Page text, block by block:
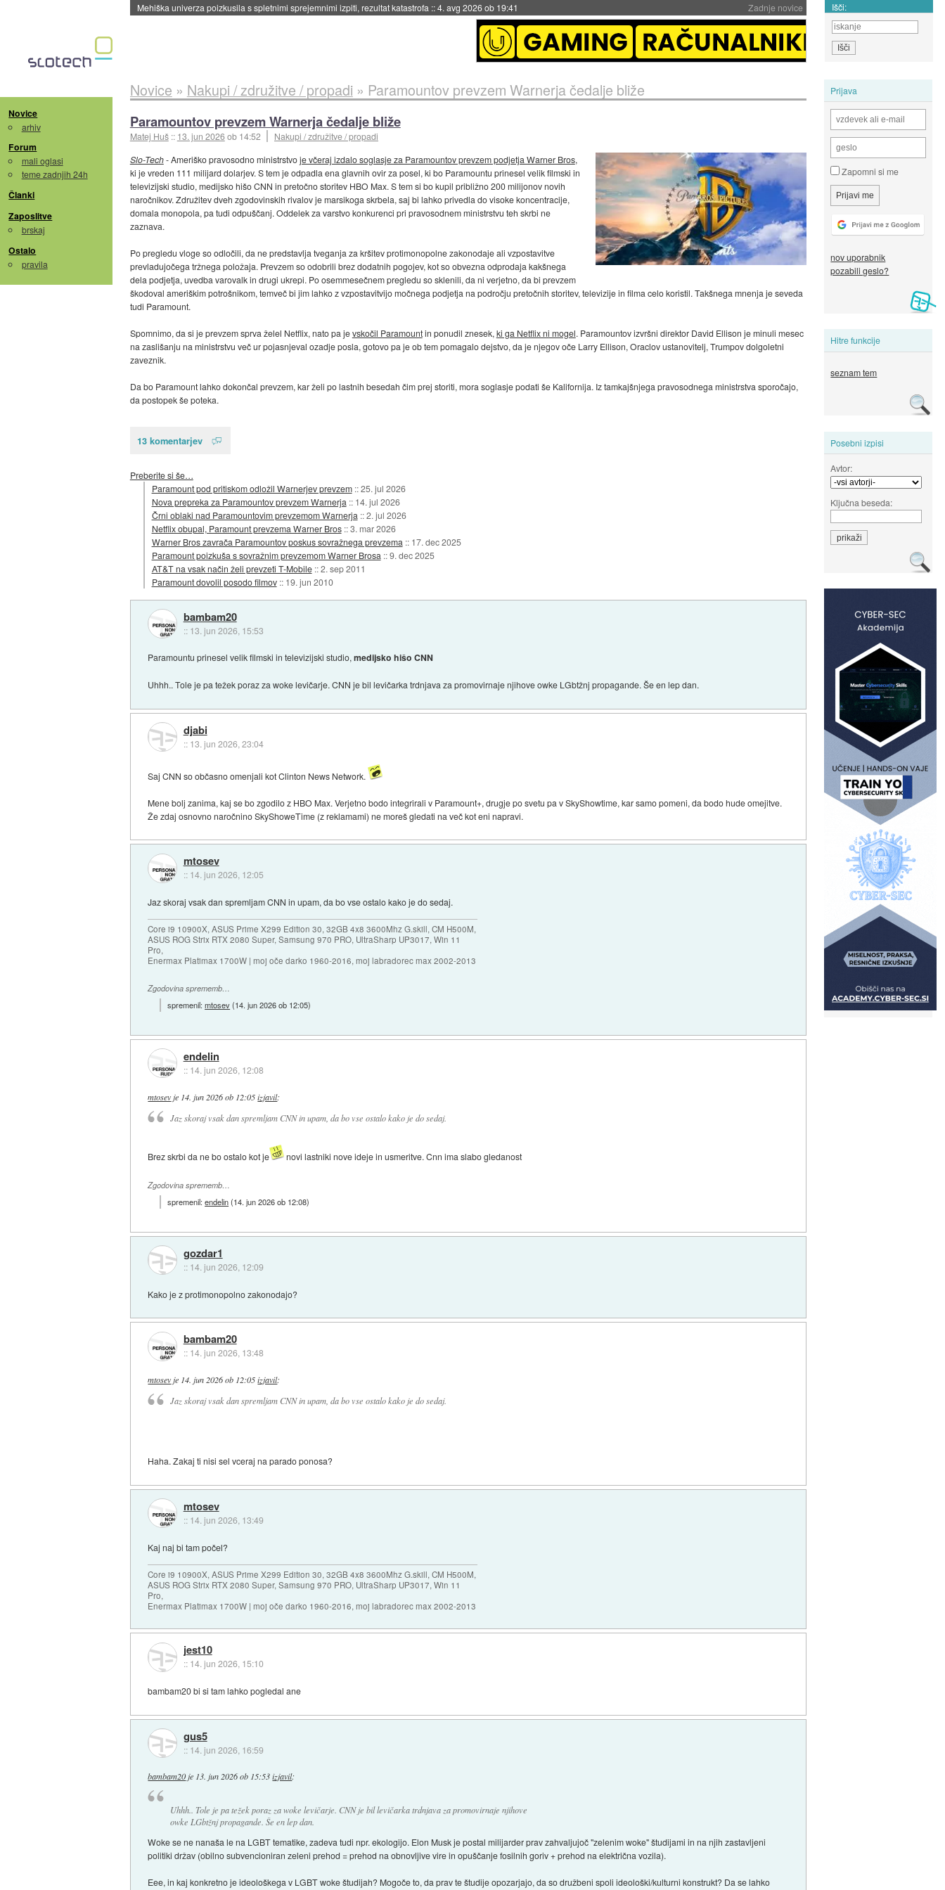
Zadnje novice
Mehiška univerza poizkusila s spletnimi sprejemnimi izpiti, rezultat katastrofa ::4. avg 2026 ob 19:41 Išči:
Novice
arhiv
Forum
mali oglasi
teme zadnjih 24h
Članki
Zaposlitve
brskaj
Ostalo
pravila
Prijava
Zapomni si me
nov uporabnik
pozabili geslo?
Hitre funkcije
seznam tem
Posebni izpisi
Avtor:
Ključna beseda:
Novice » Nakupi / združitve / propadi » Paramountov prevzem Warnerja čedalje bliže
Paramountov prevzem Warnerja čedalje bliže
Matej Huš :: 13. jun 2026ob 14:52
Nakupi / združitve / propadi
Slo-Tech- Ameriško pravosodno ministrstvoje včeraj izdalo soglasje za Paramountov prevzem podjetja Warner Bros,
ki je vreden 111 milijard dolarjev. S tem je odpadla ena glavnih ovir za posel, ki bo Paramountu prinesel velik filmski in
televizijski studio, medijsko hišo CNN in pretočno storitev HBO Max. S tem si bo kupil približno 200 milijonov novih
naročnikov. Združitev dveh zgodovinskih rivalov je marsikoga skrbela, saj bi lahko privedla do visoke koncentracije,
domala monopola, pa tudi odpuščanj. Oddelek za varstvo konkurenci pri pravosodnem ministrstvu teh skrbi ne
zaznava.
Po pregledu vloge so odločili, da ne predstavlja tveganja za kršitev protimonopolne zakonodaje ali vzpostavitve
prevladujočega tržnega položaja. Prevzem so odobrili brez dodatnih pogojev, kot so obvezna odprodaja kakšnega
dela podjetja, uvedba varovalk in drugi ukrepi. Po osemmesečnem pregledu so sklenili, da ni verjetno, da bi prevzem
škodoval ameriškim potrošnikom, temveč bi jim lahko z vzpostavitvijo močnega podjetja na področju pretočnih storitev, televizije in filma celo koristil. Takšnega mnenja je seveda
tudi Paramount.
Spomnimo, da si je prevzem sprva želel Netflix, nato pa jevskočil Paramountin ponudil znesek, ki ga Netflix ni mogel. Paramountov izvršni direktor David Ellison je minuli mesec
na zaslišanju na ministrstvu več ur pojasnjeval ozadje posla, gotovo pa je ob tem pomagalo dejstvo, da je njegov oče Larry Ellison, Oraclov ustanovitelj, Trumpov dolgoletni
zaveznik.
Da bo Paramount lahko dokončal prevzem, kar želi po lastnih besedah čim prej storiti, mora soglasje podati še Kalifornija. Iz tamkajšnjega pravosodnega ministrstva sporočajo,
da postopek še poteka.
13 komentarjev
Preberite si še…
Paramount pod pritiskom odložil Warnerjev prevzem ::25. jul 2026
Nova prepreka za Paramountov prevzem Warnerja :: 14. jul 2026
Črni oblaki nad Paramountovim prevzemom Warnerja ::2. jul 2026
Netflix obupal, Paramount prevzema Warner Bros ::3. mar 2026
Warner Bros zavrača Paramountov poskus sovražnega prevzema :: 17. dec 2025
Paramount poizkuša s sovražnim prevzemom Warner Brosa ::9. dec 2025
AT&T na vsak način želi prevzeti T-Mobile ::2. sep 2011
Paramount dovolil posodo filmov :: 19. jun 2010
bambam20
:: 13. jun 2026, 15:53
Paramountu prinesel velik filmski in televizijski studio,medijsko hišo CNN
Uhhh.. Tole je pa težek poraz za woke levičarje. CNN je bil levičarka trdnjava za promovirnaje njihove owke LGbtžnj propagande. Še en lep dan.
djabi
:: 13. jun 2026, 23:04
Saj CNN so občasno omenjali kot Clinton News Network.
Mene bolj zanima, kaj se bo zgodilo z HBO Max. Verjetno bodo integrirali v Paramount+, drugje po svetu pa v SkyShowtime, kar samo pomeni, da bodo hude omejitve.
Že zdaj osnovno naročnino SkyShoweTime (z reklamami) ne moreš gledati na več kot eni napravi.
mtosev
:: 14. jun 2026, 12:05
Jaz skoraj vsak dan spremljam CNN in upam, da bo vse ostalo kako je do sedaj.
Core i9 10900X, ASUS Prime X299 Edition 30, 32GB 4x8 3600Mhz G.skill, CM H500M,
ASUS ROG Strix RTX 2080 Super, Samsung 970 PRO, UltraSharp UP3017, Win 11
Pro,
Enermax Platimax 1700W | moj oče darko 1960-2016, moj labradorec max 2002-2013
Zgodovina sprememb…
spremenil:mtosev(14. jun 2026 ob 12:05)
endelin
:: 14. jun 2026, 12:08
mtosev je 14. jun 2026 ob 12:05 izjavil:
Jaz skoraj vsak dan spremljam CNN in upam, da bo vse ostalo kako je do sedaj.
Brez skrbi da ne bo ostalo kot je novi lastniki nove ideje in usmeritve. Cnn ima slabo gledanost
Zgodovina sprememb…
spremenil:endelin(14. jun 2026 ob 12:08)
gozdar1
:: 14. jun 2026, 12:09
Kako je z protimonopolno zakonodajo?
bambam20
:: 14. jun 2026, 13:48
mtosev je 14. jun 2026 ob 12:05 izjavil:
Jaz skoraj vsak dan spremljam CNN in upam, da bo vse ostalo kako je do sedaj.
Haha. Zakaj ti nisi sel vceraj na parado ponosa?
mtosev
:: 14. jun 2026, 13:49
Kaj naj bi tam počel?
Core i9 10900X, ASUS Prime X299 Edition 30, 32GB 4x8 3600Mhz G.skill, CM H500M,
ASUS ROG Strix RTX 2080 Super, Samsung 970 PRO, UltraSharp UP3017, Win 11
Pro,
Enermax Platimax 1700W | moj oče darko 1960-2016, moj labradorec max 2002-2013
jest10
:: 14. jun 2026, 15:10
bambam20 bi si tam lahko pogledal ane
gus5
:: 14. jun 2026, 16:59
bambam20je 13. jun 2026 ob 15:53 izjavil:
Uhhh.. Tole je pa težek poraz za woke levičarje. CNN je bil levičarka trdnjava za promovirnaje njihove
owke LGbtžnj propagande. Še en lep dan.
Woke se ne nanaša le na LGBT tematike, zadeva tudi npr. ekologijo. Elon Musk je postal milijarder prav zahvaljujoč "zelenim woke" študijami in na njih zastavljeni
politiki držav (obilno subvencioniran zeleni prehod = prehod na obnovljive vire in opuščanje fosilnih goriv + prehod na električna vozila).
Eee, in kaj konkretno je ideološkega v LGBT woke študijah? Mogoče to, da prav te študije opozarjajo, da so družbeni spoli ideološki/kulturni konstrukt? Da se lahko